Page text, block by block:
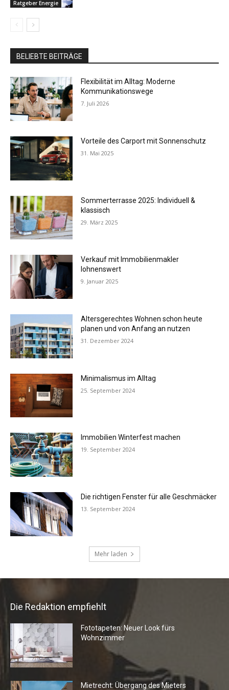
Die Redaktion empfiehlt
Fototapeten: Neuer Look fürs
Wohnzimmer
Mietrecht: Übergang des Mieters